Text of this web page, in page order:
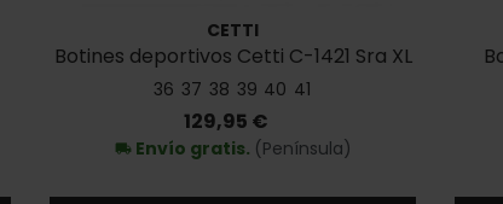
CETTI
Botines deportivos Cetti C-1421 Sra XL
36 37 38 39 40 41
Precio
129,95 €
local_shipping Envío gratis. (Península)